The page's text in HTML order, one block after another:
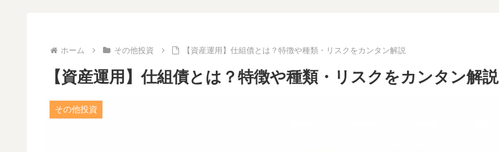
ホーム その他投資 【資産運用】仕組債とは？特徴や種類・リスクをカンタン解説
【資産運用】仕組債とは？特徴や種類・リスクをカンタン解説
その他投資